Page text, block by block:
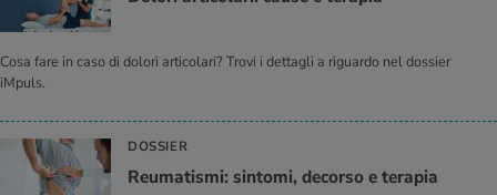
Cosa fare in caso di dolori articolari? Trovi i dettagli a riguardo nel dossier
iMpuls.
DOSSIER
Reu­ma­ti­smi: sin­to­mi, de­cor­so e te­ra­pia